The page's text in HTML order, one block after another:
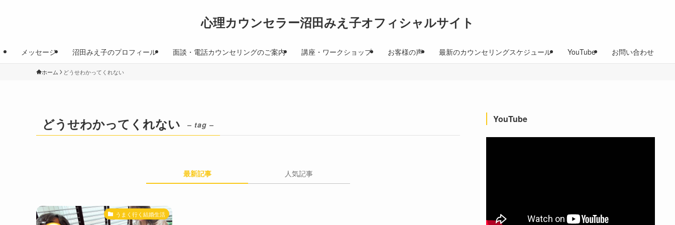
心理カウンセラー沼田みえ子オフィシャルサイト
メッセージ 沼田みえ子のプロフィール 面談・電話カウンセリングのご案内 講座・ワークショップ お客様の声 最新のカウンセリングスケジュール YouTube お問い合わせ
ホーム どうせわかってくれない
どうせわかってくれない – tag –
最新記事 人気記事
うまく行く結婚生活
YouTube